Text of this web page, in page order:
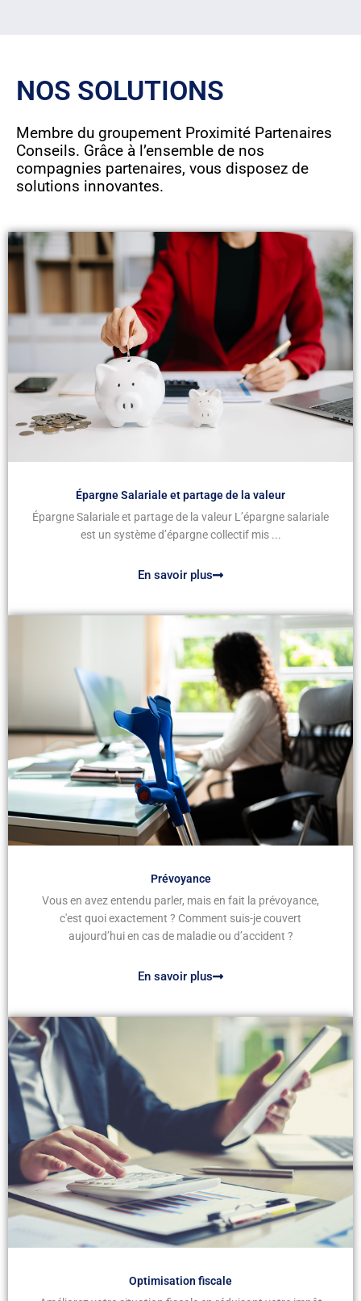
NOS SOLUTIONS
Membre du groupement Proximité Partenaires
Conseils. Grâce à l’ensemble de nos
compagnies partenaires, vous disposez de
solutions innovantes.
Épargne Salariale et partage de la valeur
Épargne Salariale et partage de la valeur L’épargne salariale
est un système d’épargne collectif mis ...
En savoir plus
Prévoyance
Vous en avez entendu parler, mais en fait la prévoyance,
c'est quoi exactement ? Comment suis-je couvert
aujourd’hui en cas de maladie ou d’accident ?
En savoir plus
Optimisation fiscale